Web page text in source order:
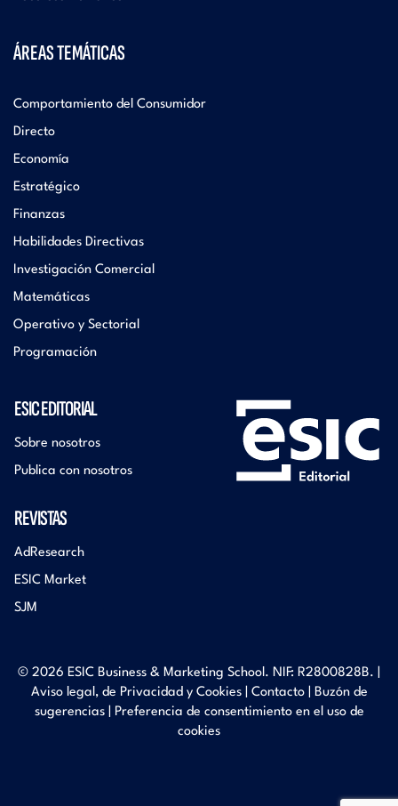
ÁREAS TEMÁTICAS
Comportamiento del Consumidor
Directo
Economía
Estratégico
Finanzas
Habilidades Directivas
Investigación Comercial
Matemáticas
Operativo y Sectorial
Programación
ESIC EDITORIAL
Sobre nosotros
Publica con nosotros
REVISTAS
AdResearch
ESIC Market
SJM
© 2026 ESIC Business & Marketing School. NIF: R2800828B. |
Aviso legal, de Privacidad y Cookies| Contacto| Buzón de
sugerencias| Preferencia de consentimiento en el uso de
cookies